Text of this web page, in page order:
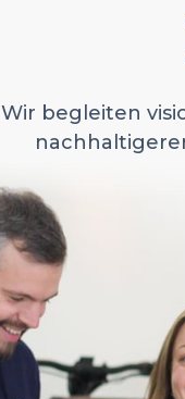
Wir begleiten